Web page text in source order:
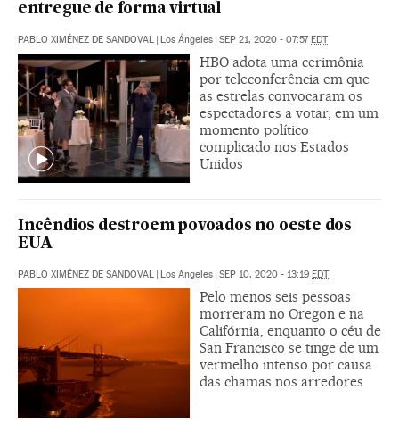
entregue de forma virtual
PABLO XIMÉNEZ DE SANDOVAL | Los Ángeles | SEP 21, 2020 - 07:57EDT
HBO adota uma cerimônia
por teleconferência em que
as estrelas convocaram os
espectadores a votar, em um
momento político
complicado nos Estados
Unidos
Incêndios destroem povoados no oeste dos
EUA
PABLO XIMÉNEZ DE SANDOVAL | Los Angeles | SEP 10, 2020 - 13:19 EDT
Pelo menos seis pessoas
morreram no Oregon e na
Califórnia, enquanto o céu de
San Francisco se tinge de um
vermelho intenso por causa
das chamas nos arredores